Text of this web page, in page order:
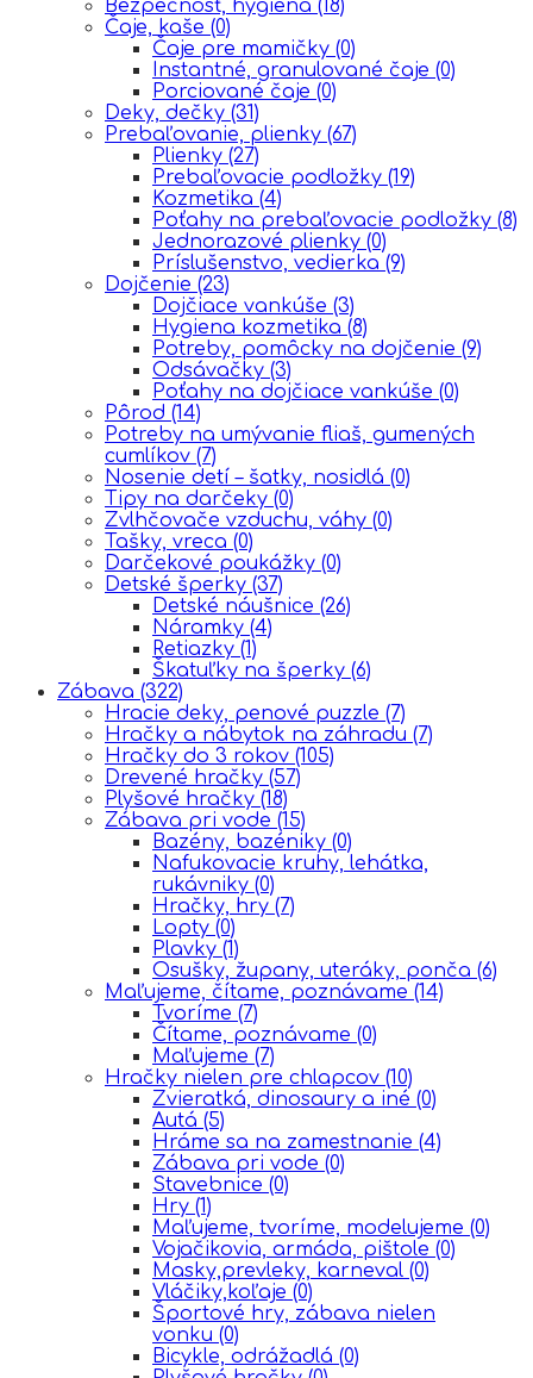
Bezpečnosť, hygiena (18)
Čaje, kaše (0)
Čaje pre mamičky (0)
Instantné, granulované čaje (0)
Porciované čaje (0)
Deky, dečky (31)
Prebaľovanie, plienky (67)
Plienky (27)
Prebaľovacie podložky (19)
Kozmetika (4)
Poťahy na prebaľovacie podložky (8)
Jednorazové plienky (0)
Príslušenstvo, vedierka (9)
Dojčenie (23)
Dojčiace vankúše (3)
Hygiena kozmetika (8)
Potreby, pomôcky na dojčenie (9)
Odsávačky (3)
Poťahy na dojčiace vankúše (0)
Pôrod (14)
Potreby na umývanie fliaš, gumených
cumlíkov (7)
Nosenie detí – šatky, nosidlá (0)
Tipy na darčeky (0)
Zvlhčovače vzduchu, váhy (0)
Tašky, vreca (0)
Darčekové poukážky (0)
Detské šperky (37)
Detské náušnice (26)
Náramky (4)
Retiazky (1)
Škatuľky na šperky (6)
Zábava (322)
Hracie deky, penové puzzle (7)
Hračky a nábytok na záhradu (7)
Hračky do 3 rokov (105)
Drevené hračky (57)
Plyšové hračky (18)
Zábava pri vode (15)
Bazény, bazéniky (0)
Nafukovacie kruhy, lehátka,
rukávniky (0)
Hračky, hry (7)
Lopty (0)
Plavky (1)
Osušky, župany, uteráky, ponča (6)
Maľujeme, čítame, poznávame (14)
Tvoríme (7)
Čítame, poznávame (0)
Maľujeme (7)
Hračky nielen pre chlapcov (10)
Zvieratká, dinosaury a iné (0)
Autá (5)
Hráme sa na zamestnanie (4)
Zábava pri vode (0)
Stavebnice (0)
Hry (1)
Maľujeme, tvoríme, modelujeme (0)
Vojačikovia, armáda, pištole (0)
Masky,prevleky, karneval (0)
Vláčiky,koľaje (0)
Športové hry, zábava nielen
vonku (0)
Bicykle, odrážadlá (0)